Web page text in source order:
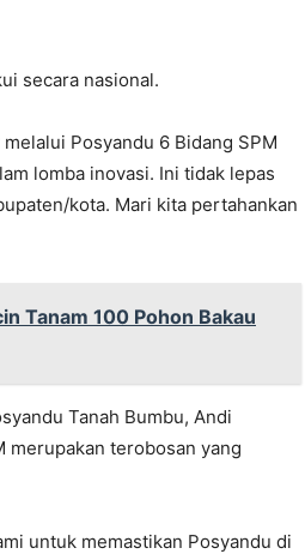
secara nasional.
Posyandu 6 Bidang SPM
lomba inovasi. Ini tidak lepas
kota. Mari kita pertahankan
Tanam 100 Pohon Bakau
Tanah Bumbu, Andi
merupakan terobosan yang
untuk memastikan Posyandu di